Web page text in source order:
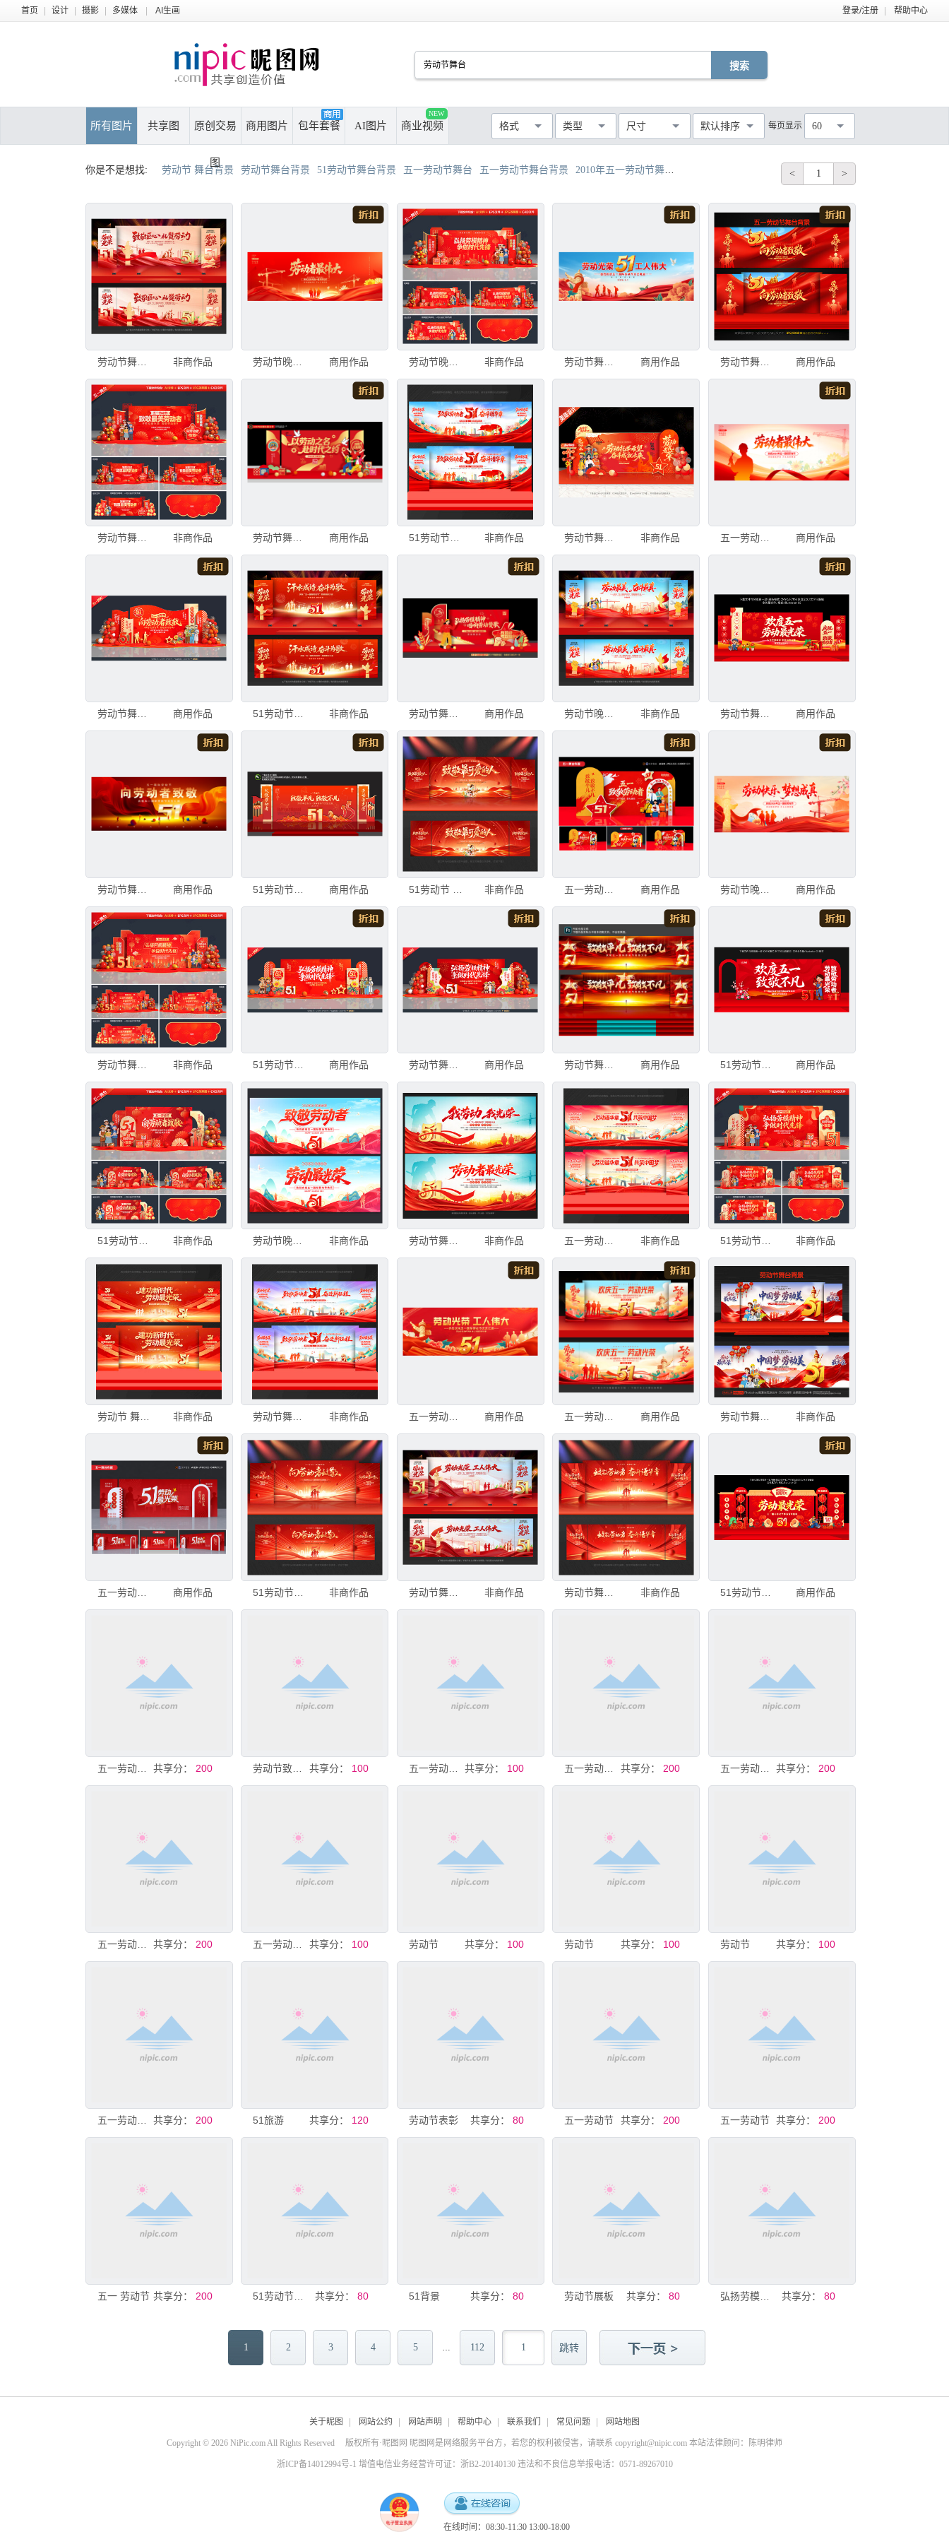
首页 设计 摄影 多媒体 AI生画 登录/注册 帮助中心
所有图片 共享图 原创交易
图
商用图片 包年套餐 AI图片 商业视频
NEW
60
每页显示
默认排序
像素
>50cm
>300cm
尺寸
类型
CDR AI PPT EPS TIF PDF JPG C4D
AVI WMF MOV AEP VSP 不限
格式
你是不是想找: 劳动节 舞台背景 劳动节舞台背景 51劳动节舞台背景 五一劳动节舞台 五一劳动节舞台背景 2010年五一劳动节舞台展板设计 51欢乐购五一劳动节舞台背景
< 1 >
劳动节舞台背景 非商作品 商用作品 非商作品 商用作品 劳动节舞台背景 商用作品
劳动节舞台背景 非商作品 商用作品 51劳动节舞台背景 非商作品 非商作品 五一劳动节舞台背景 商用作品
劳动节舞台背景 商用作品 非商作品 劳动节舞台美陈 商用作品 非商作品 劳动节舞台美陈布置 商用作品
劳动节舞台背景 商用作品 商用作品 非商作品 商用作品 商用作品
劳动节舞台背景 非商作品 51劳动节舞台背景 商用作品 劳动节舞台背景 商用作品 劳动节舞台背景 商用作品 51劳动节美陈舞台背景 商用作品
51劳动节舞台背景 非商作品 劳动节晚会舞台背景 非商作品 劳动节舞台背景 非商作品 五一劳动节 舞台背景 非商作品 51劳动节舞台背景 非商作品
劳动节 舞台背景 非商作品 非商作品 五一劳动节晚会舞台背景 商用作品 商用作品 劳动节舞台背景 非商作品
五一劳动节舞台背景 商用作品 非商作品 劳动节舞台背景 非商作品 非商作品 51劳动节舞台布置 商用作品
五一劳动节舞台背景 共享分： 200 共享分： 100 五一劳动节主题舞台布置 共享分： 100 共享分： 200 五一劳动节歌声传奇舞台现场 共享分： 200
五一劳动节活动舞台背景 共享分： 200 共享分： 100 劳动节 共享分： 100 劳动节 共享分： 100 劳动节 共享分： 100
五一劳动节庆祝海报 共享分： 200 51旅游 共享分： 120 劳动节表彰 共享分：80 五一劳动节 共享分： 200 五一劳动节 共享分： 200
五一 劳动节 共享分： 200 共享分： 80 51背景 共享分：80 劳动节展板 共享分： 80 弘扬劳模精神海报 共享分： 80
1 2 3 4 5 … 112
关于昵图 | 网站公约 | 网站声明 | 帮助中心 | 联系我们 | 常见问题 | 网站地图
Copyright © 2026 NiPic.com All Rights Reserved 版权所有·昵图网 昵图网是网络服务平台方，若您的权利被侵害，请联系 copyright@nipic.com 本站法律顾问：陈明律师
浙ICP备14012994号-1 增值电信业务经营许可证：浙B2-20140130 违法和不良信息举报电话：0571-89267010
在线时间：08:30-11:30 13:00-18:00